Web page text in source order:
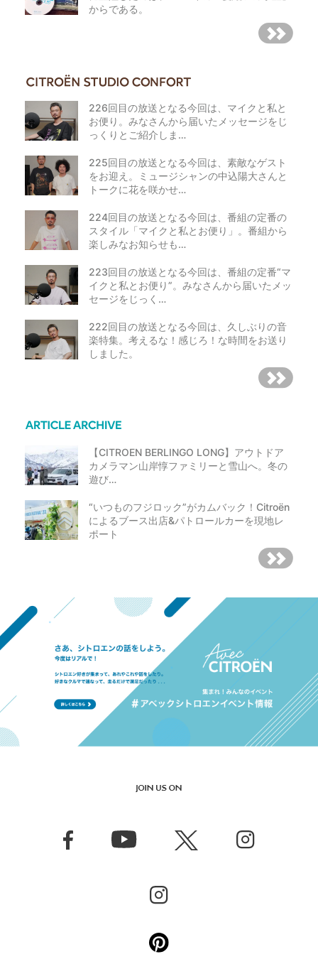
からである。
226回目の放送となる今回は、マイクと私と
お便り。みなさんから届いたメッセージをじ
っくりとご紹介しま…
225回目の放送となる今回は、素敵なゲスト
をお迎え。ミュージシャンの中込陽大さんと
トークに花を咲かせ…
224回目の放送となる今回は、番組の定番の
スタイル「マイクと私とお便り」。番組から
楽しみなお知らせも…
223回目の放送となる今回は、番組の定番“マ
イクと私とお便り”。みなさんから届いたメッ
セージをじっく…
222回目の放送となる今回は、久しぶりの音
楽特集。考えるな！感じろ！な時間をお送り
しました。
【CITROEN BERLINGO LONG】アウトドア
カメラマン山岸惇ファミリーと雪山へ。冬の
遊び…
“いつものフジロック”がカムバック！Citroën
によるブース出店&パトロールカーを現地レ
ポート